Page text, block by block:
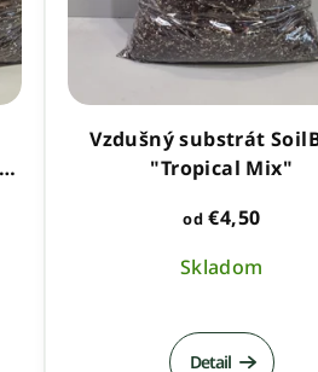
Vzdušný substrát
"Tropical Mix"
od€4,50
Skladom
hodnotenie
Detail